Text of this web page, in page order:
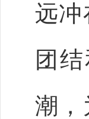
远冲
团
潮，